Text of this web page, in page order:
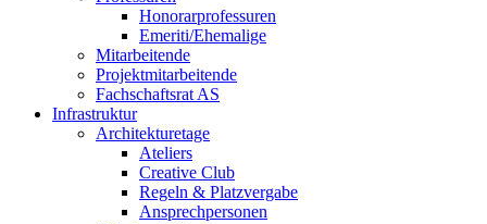
Honorarprofessuren
Emeriti/Ehemalige
Mitarbeitende
Projektmitarbeitende
Fachschaftsrat AS
Infrastruktur
Architekturetage
Ateliers
Creative Club
Regeln & Platzvergabe
Ansprechpersonen